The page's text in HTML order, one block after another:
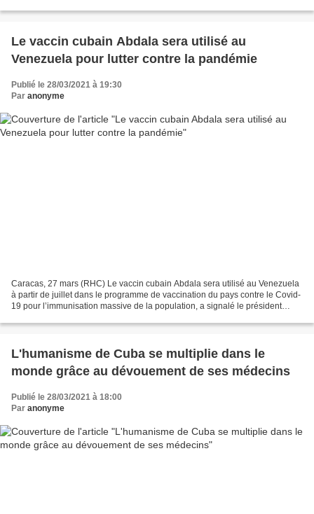
Le vaccin cubain Abdala sera utilisé au
Venezuela pour lutter contre la pandémie
Publié le 28/03/2021 à 19:30
Par anonyme
Caracas, 27 mars (RHC) Le vaccin cubain Abdala sera utilisé au Venezuela
à partir de juillet dans le programme de vaccination du pays contre le Covid-
19 pour l’immunisation massive de la population, a signalé le président
L'humanisme de Cuba se multiplie dans le
monde grâce au dévouement de ses médecins
Publié le 28/03/2021 à 18:00
Par anonyme